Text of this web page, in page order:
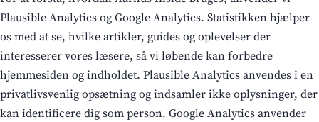
Plausible Analytics og Google Analytics. Statistikken hjælper
os med at se, hvilke artikler, guides og oplevelser der
interesserer vores læsere, så vi løbende kan forbedre
hjemmesiden og indholdet. Plausible Analytics anvendes i en
privatlivsvenlig opsætning og indsamler ikke oplysninger, der
kan identificere dig som person. Google Analytics anvender